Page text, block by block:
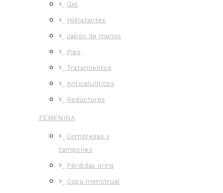
Gel
Hidratantes
Jabón de manos
Pies
Tratamientos
Anticelulíticos
Reductores
FEMENINA
Compresas y
tampones
Pérdidas orina
Copa menstrual